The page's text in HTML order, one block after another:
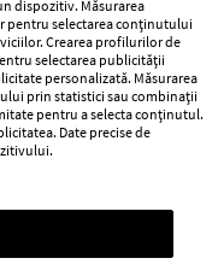
practice
821/25.09.2025.
minorilor.
dispozitiv. Măsurarea
pentru selectarea conținutului
Crearea profilurilor de
selectarea publicității
personalizată. Măsurarea
prin statistici sau combinații
pentru a selecta conținutul.
Date precise de